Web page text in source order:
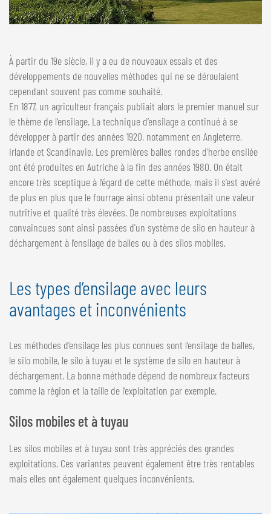
À partir du 19e siècle, il y a eu de nouveaux essais et des
développements de nouvelles méthodes qui ne se déroulaient
cependant souvent pas comme souhaité.
En 1877, un agriculteur français publiait alors le premier manuel sur
le thème de l’ensilage. La technique d’ensilage a continué à se
développer à partir des années 1920, notamment en Angleterre,
Irlande et Scandinavie. Les premières balles rondes d'herbe ensilée
ont été produites en Autriche à la fin des années 1980. On était
encore très sceptique à l’égard de cette méthode, mais il s’est avéré
de plus en plus que le fourrage ainsi obtenu présentait une valeur
nutritive et qualité très élevées. De nombreuses exploitations
convaincues sont ainsi passées d'un système de silo en hauteur à
déchargement à l’ensilage de balles ou à des silos mobiles.
Les types d’ensilage avec leurs
avantages et inconvénients
Les méthodes d’ensilage les plus connues sont l’ensilage de balles,
le silo mobile, le silo à tuyau et le système de silo en hauteur à
déchargement. La bonne méthode dépend de nombreux facteurs
comme la région et la taille de l’exploitation par exemple.
Silos mobiles et à tuyau
Les silos mobiles et à tuyau sont très appréciés des grandes
exploitations. Ces variantes peuvent également être très rentables
mais elles ont également quelques inconvénients.